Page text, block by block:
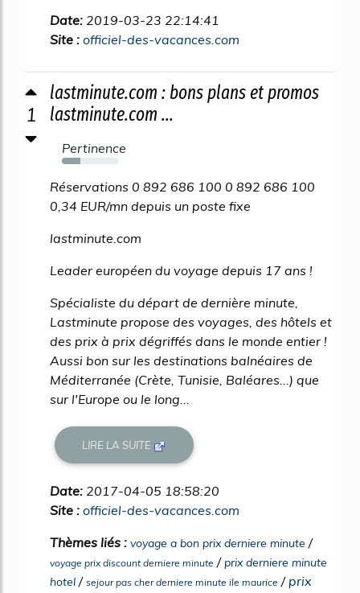
Date: 2019-03-23 22:14:41
Site : officiel-des-vacances.com
1
lastminute.com : bons plans et promos
lastminute.com ...
Pertinence
33%
Réservations 0 892 686 100 0 892 686 100
0,34 EUR/mn depuis un poste fixe
lastminute.com
Leader européen du voyage depuis 17 ans !
Spécialiste du départ de dernière minute,
Lastminute propose des voyages, des hôtels et
des prix à prix dégriffés dans le monde entier !
Aussi bon sur les destinations balnéaires de
Méditerranée (Crète, Tunisie, Baléares...) que
sur l'Europe ou le long...
LIRE LA SUITE
Date: 2017-04-05 18:58:20
Site : officiel-des-vacances.com
Thèmes liés : voyage a bon prix derniere minute /
voyage prix discount derniere minute /prix derniere minute
hotel / sejour pas cher derniere minute ile maurice / prix